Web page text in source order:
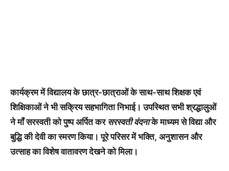
कार्यक्रम में विद्यालय के छात्र-छात्राओं के साथ-साथ शिक्षक एवं
शिक्षिकाओं ने भी सक्रिय सहभागिता निभाई। उपस्थित सभी श्रद्धालुओं
ने माँ सरस्वती को पुष्प अर्पित कर सरस्वती वंदनाके माध्यम से विद्या और
बुद्धि की देवी का स्मरण किया। पूरे परिसर में भक्ति, अनुशासन और
उत्साह का विशेष वातावरण देखने को मिला।